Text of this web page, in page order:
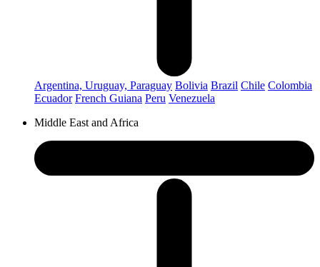
Argentina, Uruguay, Paraguay Bolivia Brazil Chile Colombia
Ecuador French Guiana Peru Venezuela
Middle East and Africa